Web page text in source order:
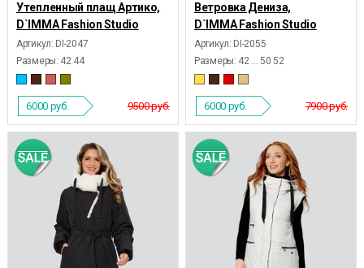
Утепленный плащ Артико,
D`IMMA Fashion Studio
Артикул: DI-2047
Размеры: 42 44
9500 руб.
6000 руб.
Ветровка Дениза,
D`IMMA Fashion Studio
Артикул: DI-2055
Размеры: 42 ... 50 52
7900 руб.
6000 руб.